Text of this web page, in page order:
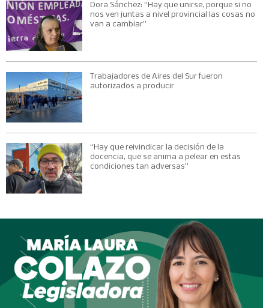
Dora Sánchez: “Hay que unirse, porque si no
nos ven juntas a nivel provincial las cosas no
van a cambiar”
Trabajadores de Aires del Sur fueron
autorizados a producir
“Hay que reivindicar la decisión de la
docencia, que se anima a pelear en estas
condiciones tan adversas”